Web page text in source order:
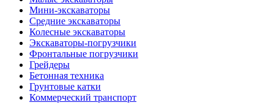
Мини-экскаваторы
Средние экскаваторы
Колесные экскаваторы
Экскаваторы-погрузчики
Фронтальные погрузчики
Грейдеры
Бетонная техника
Грунтовые катки
Коммерческий транспорт